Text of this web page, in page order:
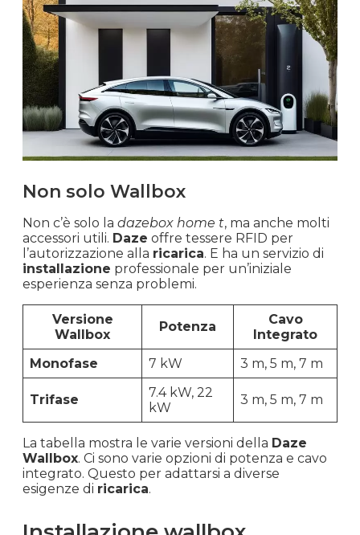
Non solo Wallbox
Non c’è solo la dazebox home t, ma anche molti
accessori utili. Daze offre tessere RFID per
l’autorizzazione alla ricarica. E ha un servizio di
installazione professionale per un’iniziale
esperienza senza problemi.
Versione
Wallbox
Potenza
Cavo
Integrato
Monofase
7 kW 3 m, 5 m, 7 m
Trifase
7.4 kW, 22
kW
3 m, 5 m, 7 m
La tabella mostra le varie versioni della Daze
Wallbox. Ci sono varie opzioni di potenza e cavo
integrato. Questo per adattarsi a diverse
esigenze di ricarica.